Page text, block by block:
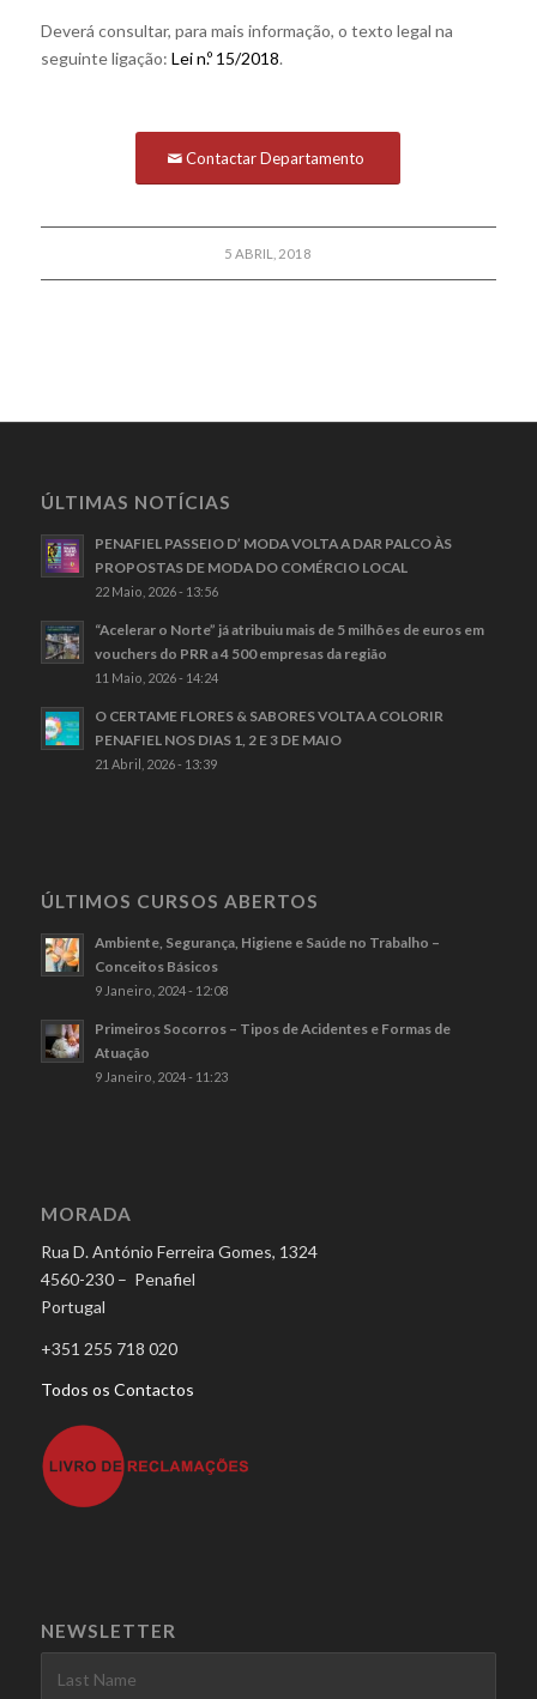
Deverá consultar, para mais informação, o texto legal na
seguinte ligação: Lei n.º 15/2018.
Contactar Departamento
5 ABRIL, 2018
ÚLTIMAS NOTÍCIAS
PENAFIEL PASSEIO D’ MODA VOLTA A DAR PALCO ÀS
PROPOSTAS DE MODA DO COMÉRCIO LOCAL
22 Maio, 2026 - 13:56
“Acelerar o Norte” já atribuiu mais de 5 milhões de euros em
vouchers do PRR a 4 500 empresas da região
11 Maio, 2026 - 14:24
O CERTAME FLORES & SABORES VOLTA A COLORIR
PENAFIEL NOS DIAS 1, 2 E 3 DE MAIO
21 Abril, 2026 - 13:39
ÚLTIMOS CURSOS ABERTOS
Ambiente, Segurança, Higiene e Saúde no Trabalho –
Conceitos Básicos
9 Janeiro, 2024 - 12:08
Primeiros Socorros – Tipos de Acidentes e Formas de
Atuação
9 Janeiro, 2024 - 11:23
MORADA
Rua D. António Ferreira Gomes, 1324
4560-230 – Penafiel
Portugal
+351 255 718 020
Todos os Contactos
NEWSLETTER